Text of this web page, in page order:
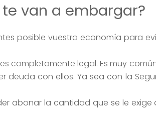
van a embargar?
posible vuestra economía para
completamente legal. Es muy
deuda con ellos. Ya sea con la
abonar la cantidad que se le exige